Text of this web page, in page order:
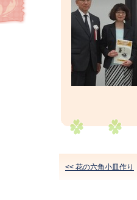
<< 花の六角小皿作り